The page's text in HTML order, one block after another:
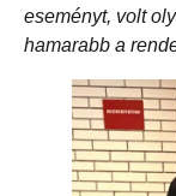
eseményt, volt
hamarabb a